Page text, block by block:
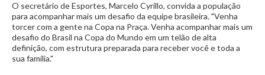
O secretário de Esportes, Marcelo Cyrillo, convida a população
para acompanhar mais um desafio da equipe brasileira. "Venha
torcer com a gente na Copa na Praça. Venha acompanhar mais um
desafio do Brasil na Copa do Mundo em um telão de alta
definição, com estrutura preparada para receber você e toda a
sua família."